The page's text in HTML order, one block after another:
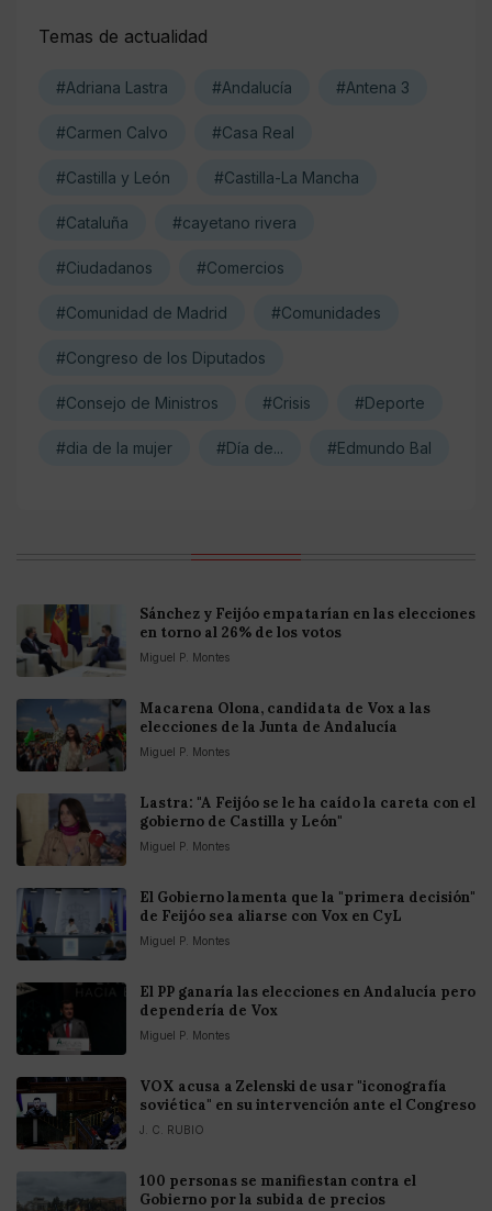
Temas de actualidad
#Adriana Lastra #Andalucía #Antena 3
#Carmen Calvo #Casa Real
#Castilla y León #Castilla-La Mancha
#Cataluña #cayetano rivera
#Ciudadanos #Comercios
#Comunidad de Madrid #Comunidades
#Congreso de los Diputados
#Consejo de Ministros #Crisis #Deporte
#dia de la mujer #Día de... #Edmundo Bal
Sánchez y Feijóo empatarían en las elecciones
en torno al 26% de los votos
Miguel P. Montes
Macarena Olona, candidata de Vox a las
elecciones de la Junta de Andalucía
Miguel P. Montes
Lastra: "A Feijóo se le ha caído la careta con el
gobierno de Castilla y León"
Miguel P. Montes
El Gobierno lamenta que la "primera decisión"
de Feijóo sea aliarse con Vox en CyL
Miguel P. Montes
El PP ganaría las elecciones en Andalucía pero
dependería de Vox
Miguel P. Montes
VOX acusa a Zelenski de usar "iconografía
soviética" en su intervención ante el Congreso
J. C. RUBIO
100 personas se manifiestan contra el
Gobierno por la subida de precios